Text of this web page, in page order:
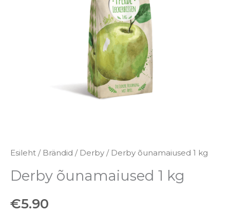
Esileht / Brändid / Derby / Derby õunamaiused 1 kg
Derby õunamaiused 1 kg
€5.90